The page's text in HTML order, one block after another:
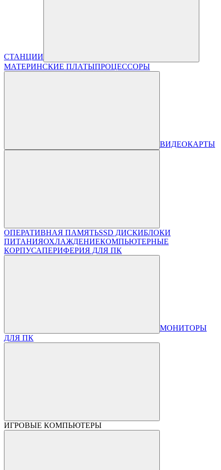
СТАНЦИИ
МАТЕРИНСКИЕ ПЛАТЫПРОЦЕССОРЫ
ВИДЕОКАРТЫ
ОПЕРАТИВНАЯ ПАМЯТЬSSD ДИСКИБЛОКИ
ПИТАНИЯОХЛАЖДЕНИЕКОМПЬЮТЕРНЫЕ
КОРПУСАПЕРИФЕРИЯ ДЛЯ ПК
МОНИТОРЫ
ДЛЯ ПК
ИГРОВЫЕ КОМПЬЮТЕРЫ